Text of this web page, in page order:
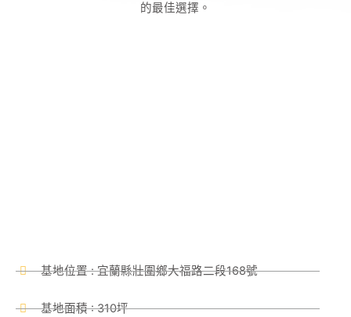
的最佳選擇。
基地位置 : 宜蘭縣壯圍鄉大福路二段168號
基地面積 : 310坪